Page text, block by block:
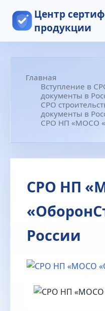
Центр
продукции
Главная
Вступление в
документы в
СРО
документы в
СРО НП «МОСО
СРО НП
России